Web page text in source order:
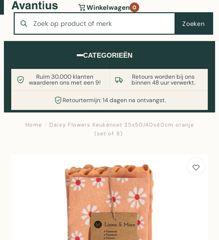
Zoeken
Winkelwagen 0
CATEGORIEËN
Ruim 30.000 klanten
waarderen ons met een 9!
Retours worden bij ons
binnen 48 uur verwerkt.
Retourtermijn: 14 dagen na ontvangst.
Wasmachine of koelkast nodig? Vergelijk alle prijzen op
Witgoedaanbod.nl
Home / Daisy Flowers Keukenset 35x50/40x40cm oranje
(set of 8)